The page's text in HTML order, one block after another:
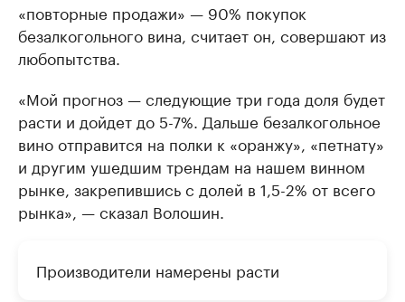
«повторные продажи» — 90% покупок
безалкогольного вина, считает он, совершают из
любопытства.
«Мой прогноз — следующие три года доля будет
расти и дойдет до 5-7%. Дальше безалкогольное
вино отправится на полки к «оранжу», «петнату»
и другим ушедшим трендам на нашем винном
рынке, закрепившись с долей в 1,5-2% от всего
рынка», — сказал Волошин.
Производители намерены расти